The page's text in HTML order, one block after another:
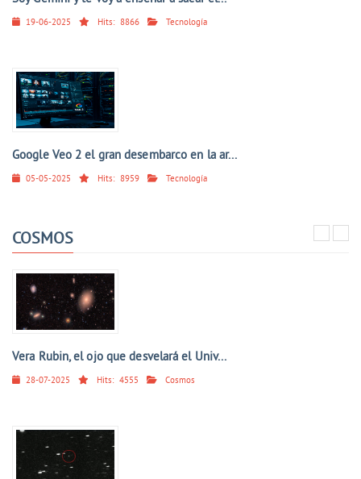
19-06-2025 Hits: 8866 Tecnología
Google Veo 2 el gran desembarco en la ar...
05-05-2025 Hits: 8959 Tecnología
COSMOS
Vera Rubin, el ojo que desvelará el Univ...
28-07-2025 Hits: 4555 Cosmos